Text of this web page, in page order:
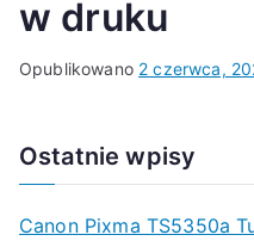
w druku
Opublikowano 2 czerwca,
Ostatnie wpisy
Canon Pixma TS5350a